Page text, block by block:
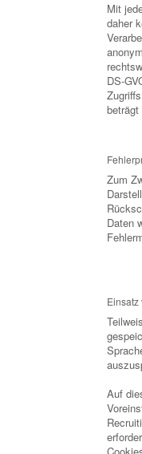
Mit
daher
DS-
Zum
Daten
Auf